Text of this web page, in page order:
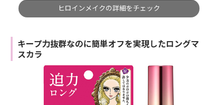
ヒロインメイクの詳細をチェック
キープ力抜群なのに簡単オフを実現したロングマ
スカラ